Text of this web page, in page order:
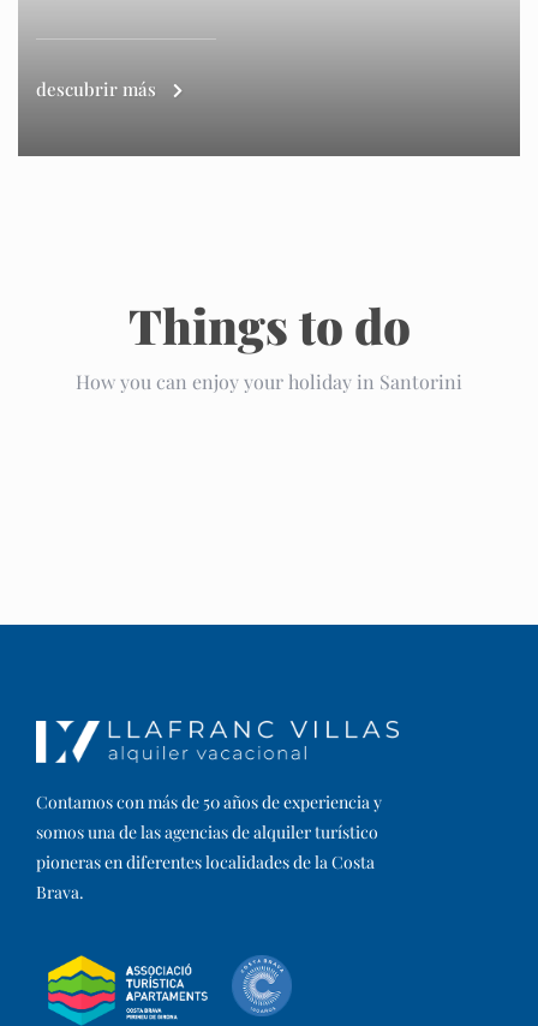
descubrir más
Things to do
How you can enjoy your holiday in Santorini
Contamos con más de 50 años de experiencia y
somos una de las agencias de alquiler turístico
pioneras en diferentes localidades de la Costa
Brava.​